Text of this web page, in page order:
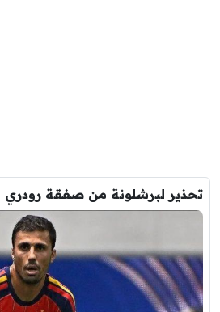
تحذير لبرشلونة من صفقة رودري